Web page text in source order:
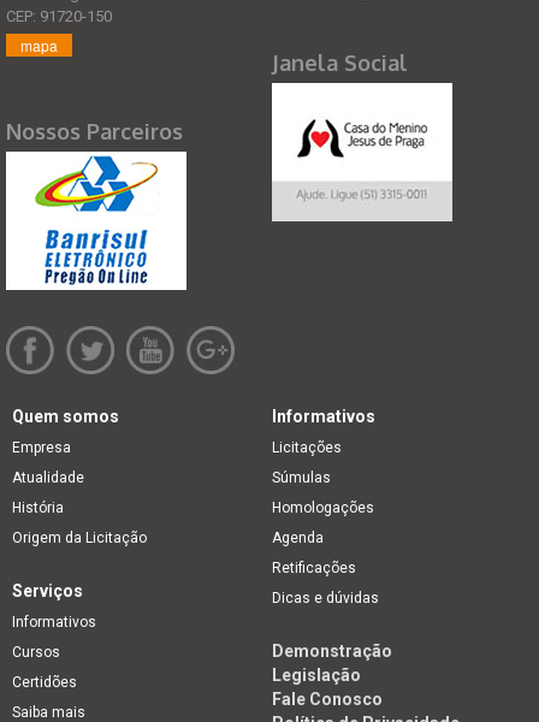
CEP: 91720-150
mapa
Nossos Parceiros
Janela Social
Quem somos
Empresa
Atualidade
História
Origem da Licitação
Informativos
Licitações
Súmulas
Homologações
Agenda
Retificações
Dicas e dúvidas
Serviços
Informativos
Cursos
Certidões
Saiba mais
Demonstração
Legislação
Fale Conosco